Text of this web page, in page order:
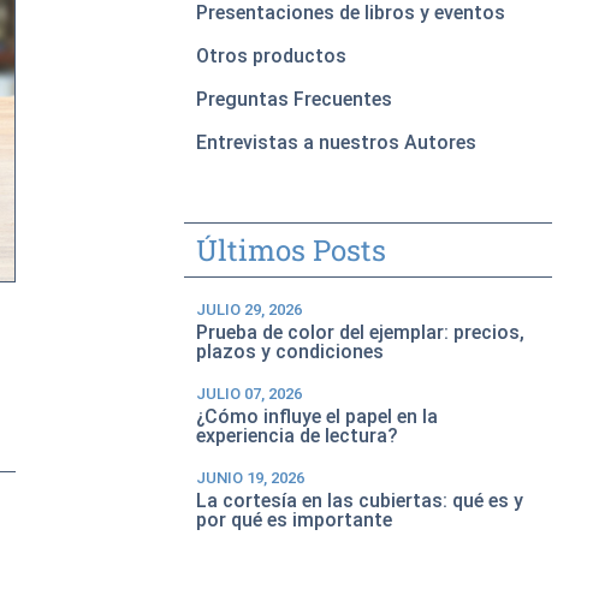
Presentaciones de libros y eventos
Otros productos
Preguntas Frecuentes
Entrevistas a nuestros Autores
Últimos Posts
JULIO 29, 2026
Prueba de color del ejemplar: precios,
plazos y condiciones
JULIO 07, 2026
¿Cómo influye el papel en la
experiencia de lectura?
JUNIO 19, 2026
La cortesía en las cubiertas: qué es y
por qué es importante